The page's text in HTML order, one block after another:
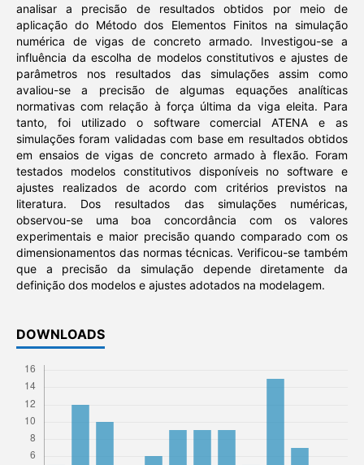
analisar a precisão de resultados obtidos por meio de
aplicação do Método dos Elementos Finitos na simulação
numérica de vigas de concreto armado. Investigou-se a
influência da escolha de modelos constitutivos e ajustes de
parâmetros nos resultados das simulações assim como
avaliou-se a precisão de algumas equações analíticas
normativas com relação à força última da viga eleita. Para
tanto, foi utilizado o software comercial ATENA e as
simulações foram validadas com base em resultados obtidos
em ensaios de vigas de concreto armado à flexão. Foram
testados modelos constitutivos disponíveis no software e
ajustes realizados de acordo com critérios previstos na
literatura. Dos resultados das simulações numéricas,
observou-se uma boa concordância com os valores
experimentais e maior precisão quando comparado com os
dimensionamentos das normas técnicas. Verificou-se também
que a precisão da simulação depende diretamente da
definição dos modelos e ajustes adotados na modelagem.
DOWNLOADS